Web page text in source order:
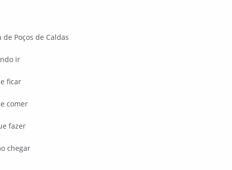
de Poços de Caldas
ir
ficar
comer
fazer
chegar